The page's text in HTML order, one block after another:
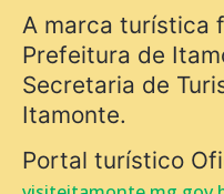
A marca turística
Prefeitura de
Secretaria de
Itamonte.
Portal turístico